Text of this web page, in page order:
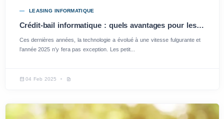
LEASING INFORMATIQUE
Crédit-bail informatique : quels avantages pour les PME en 2025 ?
Ces dernières années, la technologie a évolué à une vitesse fulgurante et
l’année 2025 n’y fera pas exception. Les petit...
04 Feb 2025